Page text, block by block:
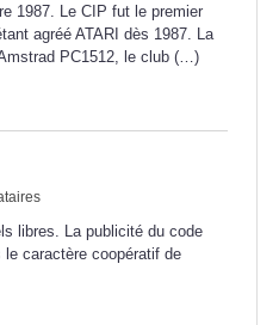
1987. Le CIP fut le premier
agréé ATARI dès 1987. La
PC1512, le club (…)
libres. La publicité du code
le caractère coopératif de